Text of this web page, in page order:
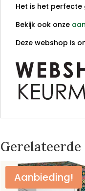
Het is het
Bekijk ook onze
Deze webshop is
Aanbieding!